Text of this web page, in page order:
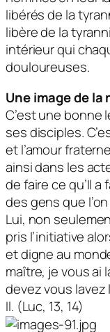
libérés de la
libère de la
intérieur qui
douloureuses.
Une image de la
C’est une bonne
ses disciples.
et l’amour
ainsi dans les
de faire ce qu’Il
des gens que
Lui, non
pris l’initiative
et digne au
maître, je vous ai
devez vous
Il. (Luc, 13, 14)